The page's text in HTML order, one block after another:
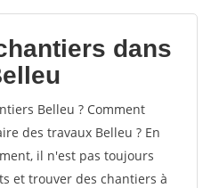
dans
Belleu ? Comment
des travaux Belleu ? En
il n'est pas toujours
et trouver des chantiers à